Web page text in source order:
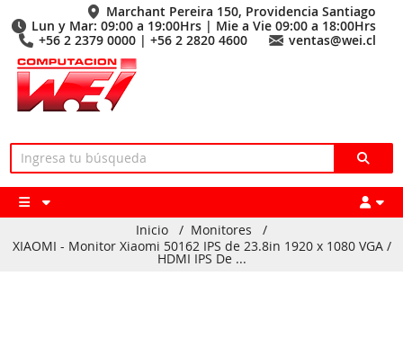
Marchant Pereira 150, Providencia Santiago
Lun y Mar: 09:00 a 19:00Hrs | Mie a Vie 09:00 a 18:00Hrs
+56 2 2379 0000 | +56 2 2820 4600
ventas@wei.cl
Inicio / Monitores
/
XIAOMI - Monitor Xiaomi 50162 IPS de 23.8in 1920 x 1080 VGA /
HDMI IPS De ...